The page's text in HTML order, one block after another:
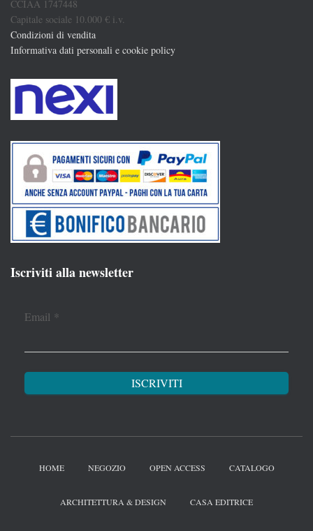
CCIAA 1747448
Capitale sociale 10.000 € i.v.
Condizioni di vendita
Informativa dati personali e cookie policy
Iscriviti alla newsletter
Email *
HOME NEGOZIO OPEN ACCESS CATALOGO
ARCHITETTURA & DESIGN CASA EDITRICE